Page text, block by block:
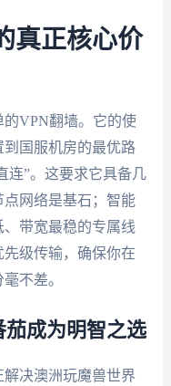
真正核心价
VPN翻墙。它的使
国服机房的最优路
连”。这要求它具备几
网络是基石；智能
带宽最稳的专属线
级传输，确保你在
不差。
成为明智之选
决澳洲玩魔兽世界